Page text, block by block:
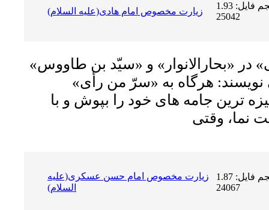
زیارت مخصوص امام هادى(علیه السلام)
حجم فایل: 1.93 MB | دریافت ها:
25042
در «بحارالانوار» و «سیّد بن طاووس»
نویسند: هرگاه به «سرّ من رأى»
ترین جامه هاى خود را بپوش و با
زیارت مخصوص امام حسن عسکرى(علیه
السلام)
حجم فایل: 1.87 MB | دریافت ها:
24067